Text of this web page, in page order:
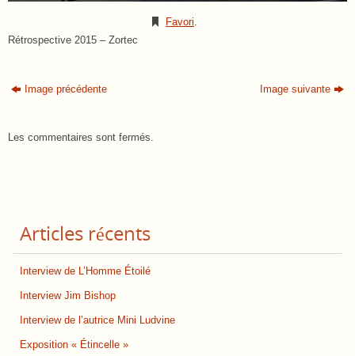
Favori
Rétrospective 2015 – Zortec
Image précédente Image suivante
Les commentaires sont fermés.
Articles récents
Interview de L’Homme Étoilé
Interview Jim Bishop
Interview de l’autrice Mini Ludvine
Exposition « Étincelle »